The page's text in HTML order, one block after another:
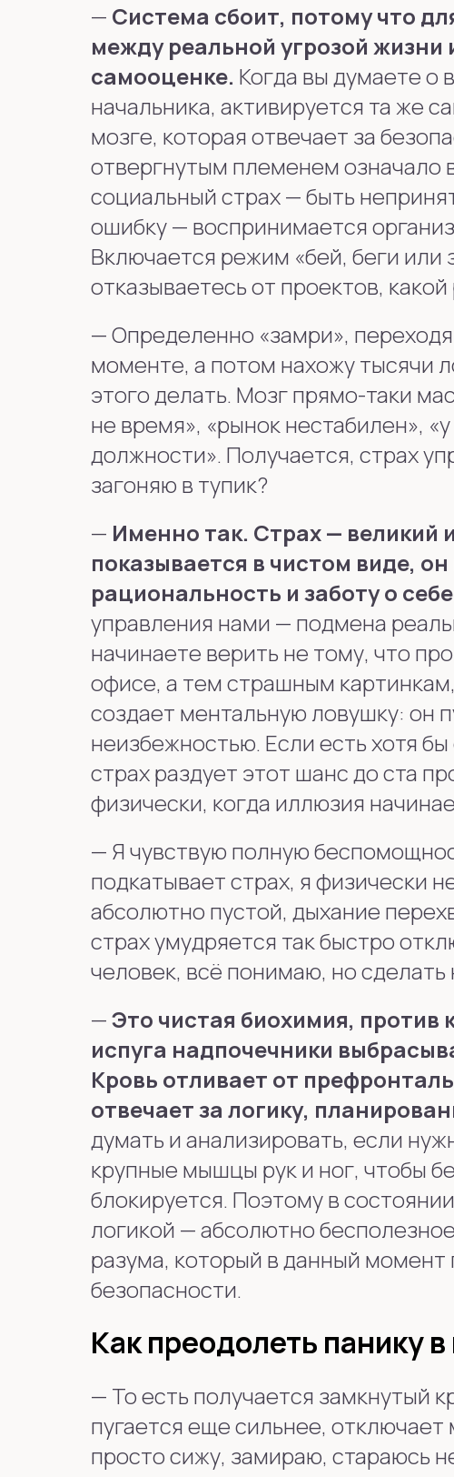
— Система сбоит, потому что
между реальной угрозой жизни
самооценке. Когда вы думаете о
начальника, активируется та же
мозге, которая отвечает за
отвергнутым племенем означало
социальный страх — быть
ошибку — воспринимается
Включается режим «бей, беги или
отказываетесь от проектов,
—Определенно «замри»,
моменте, а потом нахожу тысячи
этого делать. Мозг прямо-таки
не время», «рынок нестабилен»,
должности». Получается, страх
загоняю в тупик?
— Именно так. Страх — великий
показывается в чистом виде,
рациональность и заботу о
управления нами — подмена
начинаете верить не тому, что
офисе, а тем страшным
создает ментальную ловушку: он
неизбежностью. Если есть хотя
страх раздует этот шанс до ста
физически, когда иллюзия
— Я чувствую полную
подкатывает страх, я физически
абсолютно пустой, дыхание
страх умудряется так быстро
человек, всё понимаю, но сделать
—Это чистая биохимия, против
испуга надпочечники
Кровь отливает от
отвечает за логику,
думать и анализировать, если
крупные мышцы рук и ног, чтобы
блокируется. Поэтому в
логикой — абсолютно
разума, который в данный
безопасности.
Как преодолеть панику
— То есть получается замкнутый
пугается еще сильнее,
просто сижу, замираю, стараюсь